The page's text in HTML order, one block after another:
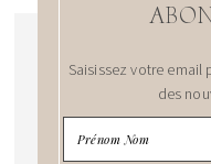
Saisissez votre email
des